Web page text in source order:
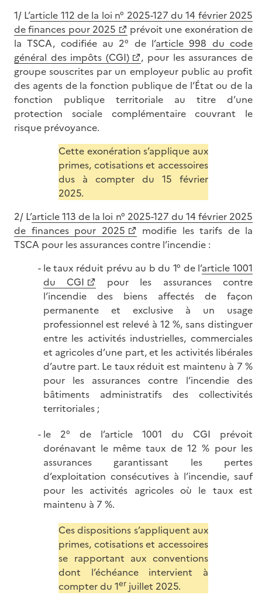
1/ L’article 112 de la loi n° 2025-127 du 14 février 2025
de finances pour 2025
prévoit une exonération de
la TSCA, codifiée au 2° de l’article 998 du code
général des impôts (CGI)
, pour les assurances de
groupe souscrites par un employeur public au profit
des agents de la fonction publique de l’État ou de la
fonction publique territoriale au titre d’une
protection sociale complémentaire couvrant le
risque prévoyance.
Cette exonération s’applique aux
primes, cotisations et accessoires
dus à compter du 15 février
2025.
2/ L’article 113 de la loi n° 2025-127 du 14 février 2025
de finances pour 2025
modifie les tarifs de la
TSCA pour les assurances contre l’incendie :
le taux réduit prévu au b du 1° de l’article 1001
du CGI
pour les assurances contre
l’incendie des biens affectés de façon
permanente et exclusive à un usage
professionnel est relevé à 12 %, sans distinguer
entre les activités industrielles, commerciales
et agricoles d’une part, et les activités libérales
d’autre part. Le taux réduit est maintenu à 7 %
pour les assurances contre l’incendie des
bâtiments administratifs des collectivités
territoriales ;
le 2° de l’article 1001 du CGI prévoit
dorénavant le même taux de 12 % pour les
assurances garantissant les pertes
d’exploitation consécutives à l’incendie, sauf
pour les activités agricoles où le taux est
maintenu à 7 %.
Ces dispositions s’appliquent aux
primes, cotisations et accessoires
se rapportant aux conventions
dont l’échéance intervient à
compter du 1erjuillet 2025.